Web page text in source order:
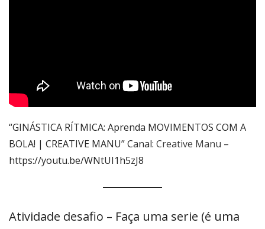
“GINÁSTICA RÍTMICA: Aprenda MOVIMENTOS COM A
BOLA! | CREATIVE MANU” Canal: Creative Manu –
https://youtu.be/WNtUI1h5zJ8
Atividade desafio – Faça uma serie (é uma